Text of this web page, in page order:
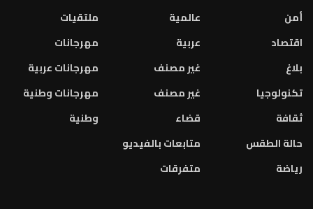
أمن
اقتصاد
بلاغ
تكنولوجيا
ثقافة
حالة الطقس
رياضة
عالمية
عربية
غير مصنف
غير مصنف
قضاء
متابعات بالفيديو
متفرقات
ملتقيات
مهرجانات
مهرجانات عربية
مهرجانات وطنية
وطنية